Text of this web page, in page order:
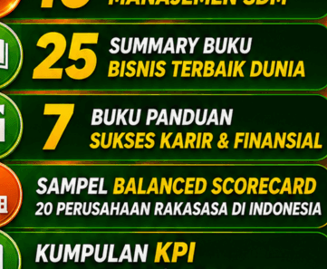
atas dunia. Dalam situs twitter,
membuat sejumlah kehebohan
panjang ke berbagai forum online
Indonesia didalamnya.
dari tanah air termasuk golongan
dengan beragam tren online
akan banyak munculnetpreneurs
saja, banyak netpreneurs dari
telah malang melintang dalam jagat
mereka mendatangkan ratusan